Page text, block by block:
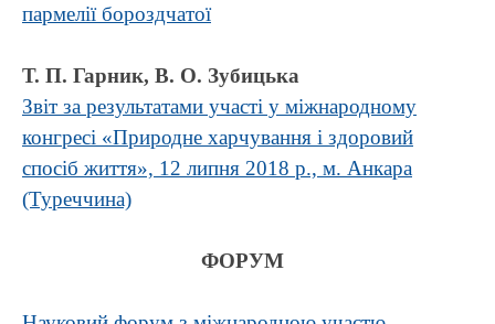
пармелії бороздчатої
Т. П. Гарник, В. О. Зубицька
Звіт за результатами участі у міжнародному
конгресі «Природне харчування і здоровий
спосіб життя», 12 липня 2018 р., м. Анкара
(Туреччина)
ФОРУМ